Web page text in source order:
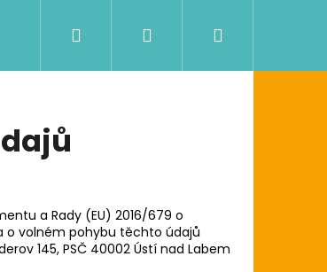
Zdravotnictví Dávkovače
Přihlášení
a Rady (EU) 2016/679 o
o volném pohybu těchto údajů
145, PSČ 40002 Ústí nad Labem